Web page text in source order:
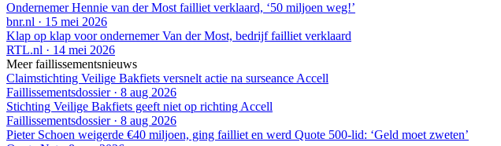
Ondernemer Hennie van der Most failliet verklaard, ‘50 miljoen weg!’
bnr.nl · 15 mei 2026
Klap op klap voor ondernemer Van der Most, bedrijf failliet verklaard
RTL.nl · 14 mei 2026
Meer faillissementsnieuws
Claimstichting Veilige Bakfiets versnelt actie na surseance Accell
Faillissementsdossier· 8 aug 2026
Stichting Veilige Bakfiets geeft niet op richting Accell
Faillissementsdossier· 8 aug 2026
Pieter Schoen weigerde €40 miljoen, ging failliet en werd Quote 500-lid: ‘Geld moet zweten’